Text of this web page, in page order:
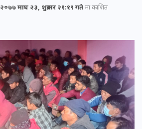
२०७७ माघ २३, शुक्रबार २१:१९ गतेमा प्रकाशित